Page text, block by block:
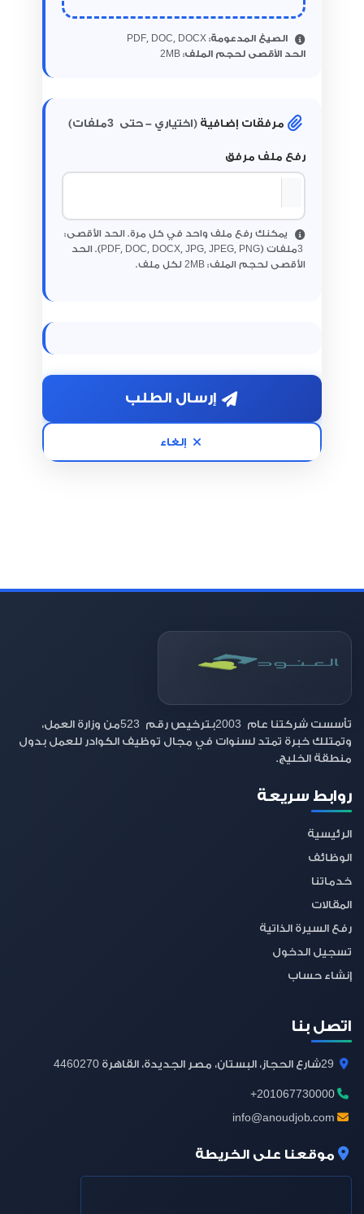
الصيغ المدعومة: PDF, DOC, DOCX
الحد الأقصى لحجم الملف:
2 MB
مرفقات إضافية (اختياري - حتى 3ملفات)
رفع ملف مرفق
يمكنك رفع ملف واحد في كل مرة. الحد الأقصى:
3
ملفات (PDF, DOC, DOCX, JPG, JPEG, PNG). الحد
الأقصى لحجم الملف:
2 MB لكل ملف.
إرسال الطلب
إلغاء
تأسست شركتنا عام 2003بترخيص رقم 523من وزارة العمل،
وتمتلك خبرة تمتد لسنوات في مجال توظيف الكوادر للعمل بدول
منطقة الخليج.
روابط سريعة
الرئيسية
الوظائف
خدماتنا
المقالات
رفع السيرة الذاتية
تسجيل الدخول
إنشاء حساب
اتصل بنا
29شارع الحجاز، البستان، مصر الجديدة، القاهرة 4460270
+201067730000
موقعنا على الخريطة